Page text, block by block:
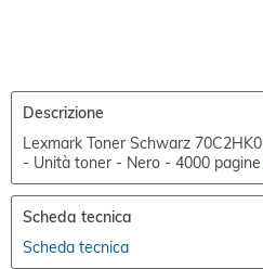
Descrizione
Lexmark Toner Schwarz
- Unità toner - Nero - 4000 pagine
Scheda tecnica
Scheda tecnica